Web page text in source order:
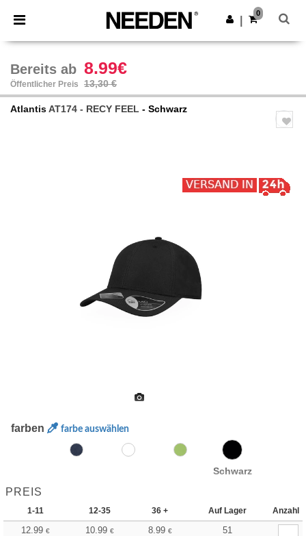
× Needen App
Bessere Preise in der App!
App holen
0
Bereits ab 8.99€
Öffentlicher Preis 13,30 €
AtlantisAT174 - RECY FEEL - Schwarz
farben farbe auswählen
Schwarz
PREIS
1-11 12-35 36 + Auf Lager Anzahl
12.99 € 10.99 € 8.99 € 51